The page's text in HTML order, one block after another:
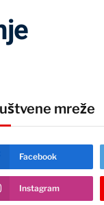
mreže
Facebook
Instagram